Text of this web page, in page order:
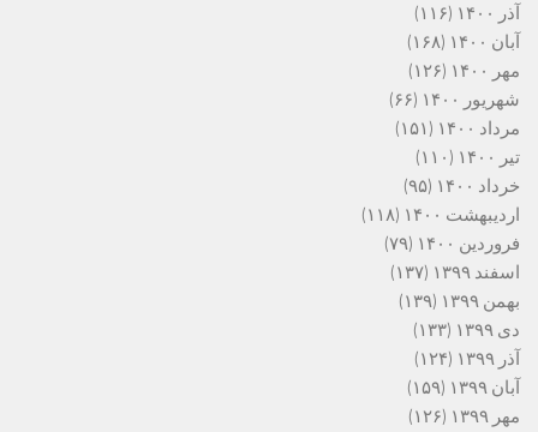
آذر ۱۴۰۰
(۱۱۶)
آبان ۱۴۰۰
(۱۶۸)
مهر ۱۴۰۰
(۱۲۶)
شهریور ۱۴۰۰
(۶۶)
مرداد ۱۴۰۰
(۱۵۱)
تیر ۱۴۰۰
(۱۱۰)
خرداد ۱۴۰۰
(۹۵)
اردیبهشت ۱۴۰۰
(۱۱۸)
فروردین ۱۴۰۰
(۷۹)
اسفند ۱۳۹۹
(۱۳۷)
بهمن ۱۳۹۹
(۱۳۹)
دی ۱۳۹۹
(۱۳۳)
آذر ۱۳۹۹
(۱۲۴)
آبان ۱۳۹۹
(۱۵۹)
مهر ۱۳۹۹
(۱۲۶)